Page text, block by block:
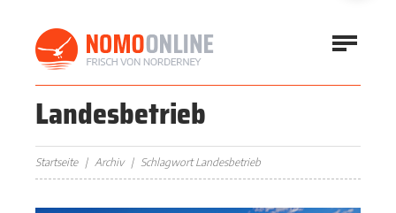
Landesbetrieb
Startseite Archiv Schlagwort Landesbetrieb